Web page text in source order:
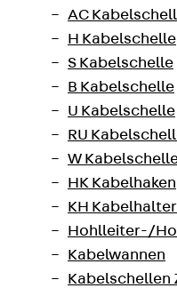
AC
H Kabelschelle
S Kabelschelle
B Kabelschelle
U Kabelschelle
RU
W
HK Kabelhaken
KH Kabelhalter
Hohlleiter-/
Kabelwannen
Kabelschellen